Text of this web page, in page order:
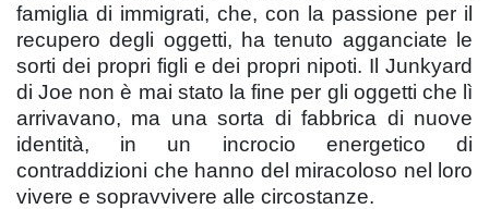
famiglia di immigrati, che, con la passione per il
recupero degli oggetti, ha tenuto agganciate le
sorti dei propri figli e dei propri nipoti. Il Junkyard
di Joe non è mai stato la fine per gli oggetti che lì
arrivavano, ma una sorta di fabbrica di nuove
identità, in un incrocio energetico di
contraddizioni che hanno del miracoloso nel loro
vivere e sopravvivere alle circostanze.